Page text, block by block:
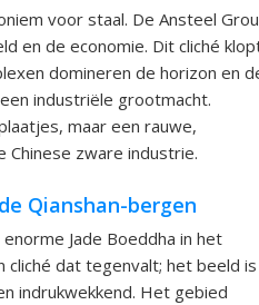
voor staal. De Ansteel
en de economie. Dit cliché
domineren de horizon en
industriële grootmacht.
maar een rauwe,
Chinese zware industrie.
Qianshan-bergen
Jade Boeddha in het
cliché dat tegenvalt; het beeld is
indrukwekkend. Het gebied